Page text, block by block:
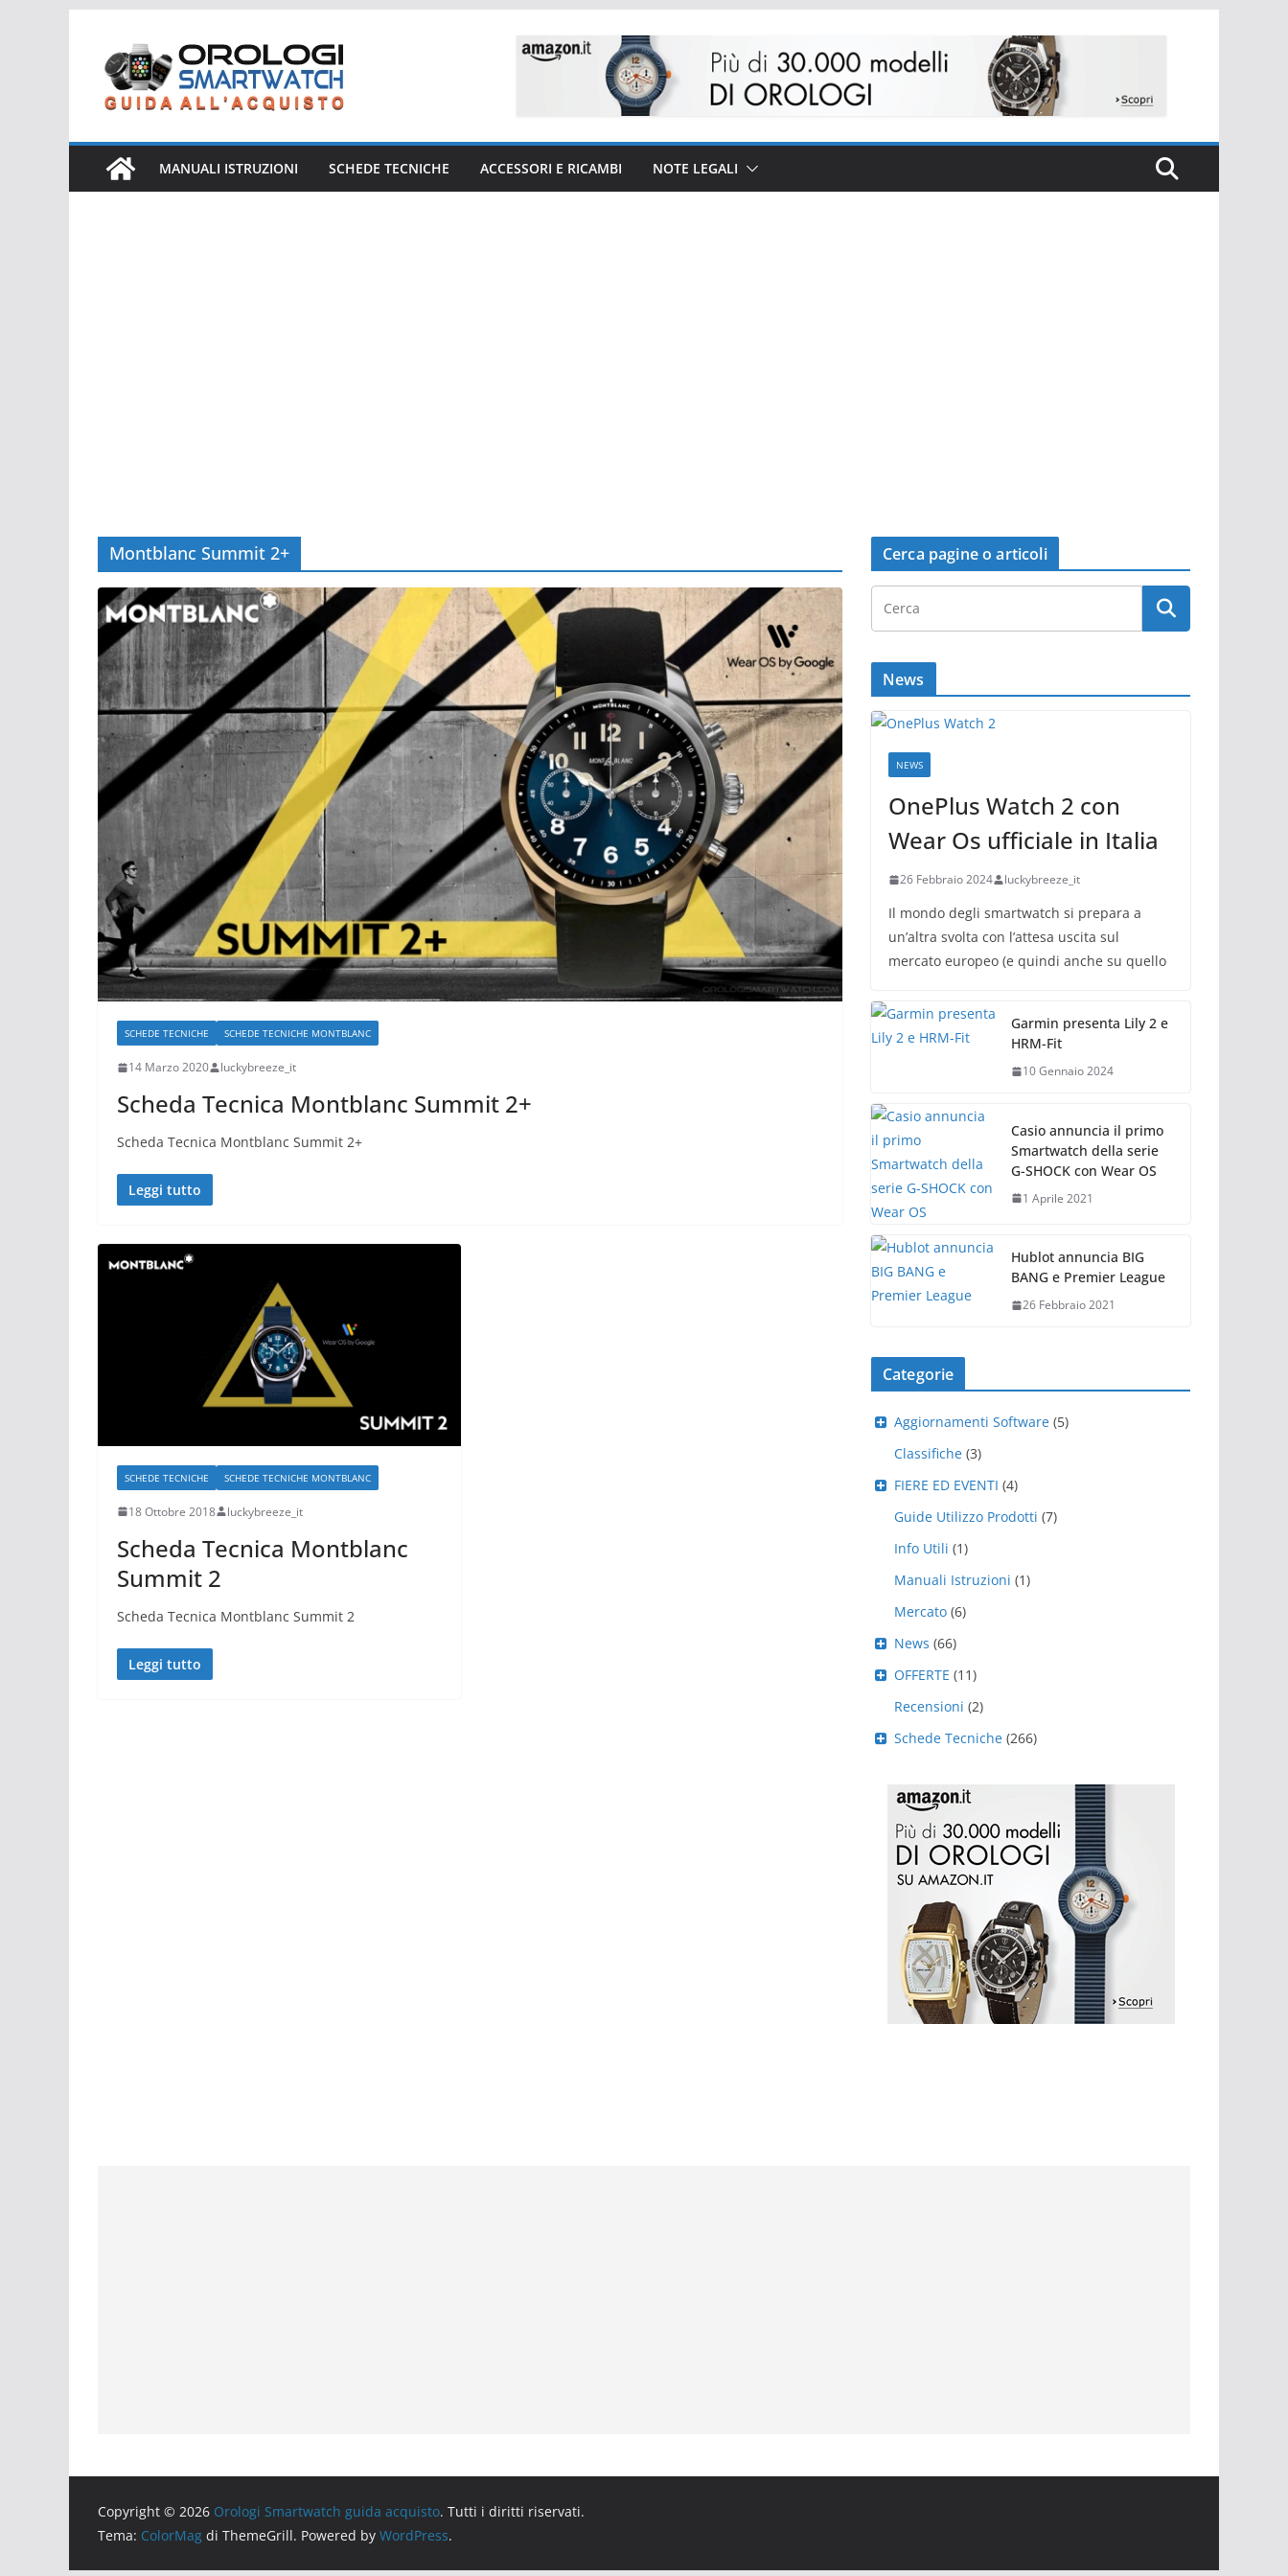
contenuto
MANUALI ISTRUZIONI SCHEDE TECNICHE ACCESSORI E RICAMBI NOTE LEGALI
Montblanc Summit 2+
SCHEDE TECNICHE SCHEDE TECNICHE MONTBLANC
14 Marzo 2020 luckybreeze_it
Scheda Tecnica Montblanc Summit 2+
Scheda Tecnica Montblanc Summit 2+
Leggi tutto
SCHEDE TECNICHE SCHEDE TECNICHE MONTBLANC
18 Ottobre 2018 luckybreeze_it
Scheda Tecnica Montblanc
Summit 2
Scheda Tecnica Montblanc Summit 2
Leggi tutto
Cerca pagine o articoli
News
NEWS
OnePlus Watch 2 con
Wear Os ufficiale in Italia
26 Febbraio 2024 luckybreeze_it
Il mondo degli smartwatch si prepara a
un’altra svolta con l’attesa uscita sul
mercato europeo (e quindi anche su quello
Garmin presenta Lily 2 e
HRM-Fit
10 Gennaio 2024
Casio annuncia il primo
Smartwatch della serie
G-SHOCK con Wear OS
1 Aprile 2021
Hublot annuncia BIG
BANG e Premier League
26 Febbraio 2021
Categorie
Aggiornamenti Software(5)
Classifiche(3)
FIERE ED EVENTI (4)
Guide Utilizzo Prodotti (7)
Info Utili (1)
Manuali Istruzioni (1)
Mercato(6)
News (66)
OFFERTE (11)
Recensioni (2)
Schede Tecniche(266)
Copyright © 2026 Orologi Smartwatch guida acquisto. Tutti i diritti riservati.
Tema: ColorMag di ThemeGrill. Powered by WordPress.